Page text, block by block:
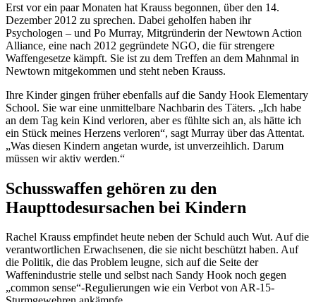
Erst vor ein paar Monaten hat Krauss begonnen, über den 14.
Dezember 2012 zu sprechen. Dabei geholfen haben ihr
Psychologen – und Po Murray, Mitgründerin der Newtown Action
Alliance, eine nach 2012 gegründete NGO, die für strengere
Waffengesetze kämpft. Sie ist zu dem Treffen an dem Mahnmal in
Newtown mitgekommen und steht neben Krauss.
Ihre Kinder gingen früher ebenfalls auf die Sandy Hook Elementary
School. Sie war eine unmittelbare Nachbarin des Täters. „Ich habe
an dem Tag kein Kind verloren, aber es fühlte sich an, als hätte ich
ein Stück meines Herzens verloren“, sagt Murray über das Attentat.
„Was diesen Kindern angetan wurde, ist unverzeihlich. Darum
müssen wir aktiv werden.“
Schusswaffen gehören zu den
Haupttodesursachen bei Kindern
Rachel Krauss empfindet heute neben der Schuld auch Wut. Auf die
verantwortlichen Erwachsenen, die sie nicht beschützt haben. Auf
die Politik, die das Problem leugne, sich auf die Seite der
Waffenindustrie stelle und selbst nach Sandy Hook noch gegen
„common sense“-Regulierungen wie ein Verbot von AR-15-